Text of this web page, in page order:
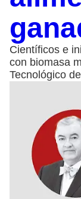
Científicos e
con biomasa
Tecnológico